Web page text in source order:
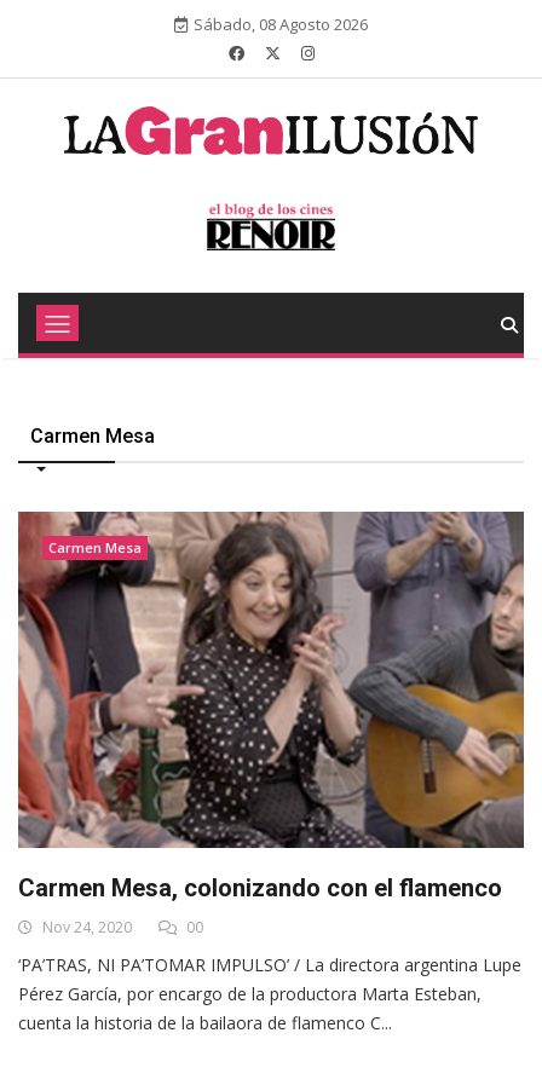
Sábado, 08 Agosto 2026
Carmen Mesa
Carmen Mesa
Carmen Mesa, colonizando con el flamenco
Nov 24, 2020 00
‘PA’TRAS, NI PA’TOMAR IMPULSO’ / La directora argentina Lupe
Pérez García, por encargo de la productora Marta Esteban,
cuenta la historia de la bailaora de flamenco C...